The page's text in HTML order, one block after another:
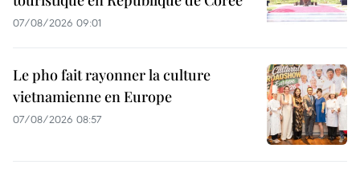
07/08/2026 09:01
Le pho fait rayonner la culture
vietnamienne en Europe
07/08/2026 08:57